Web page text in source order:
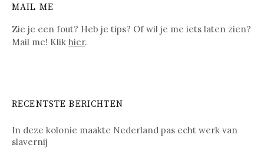
MAIL ME
Zie je een fout? Heb je tips? Of wil je me iets laten zien?
Mail me! Klik hier.
RECENTSTE BERICHTEN
In deze kolonie maakte Nederland pas echt werk van
slavernij